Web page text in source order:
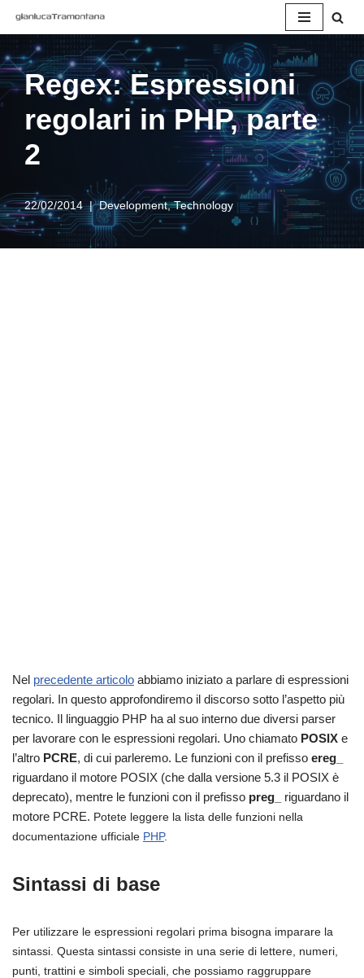
al
contenuto
Regex: Espressioni
regolari in PHP, parte
2
22/02/2014 Development,Technology
Nel precedente articolo abbiamo iniziato a parlare di espressioni
regolari. In questo approfondiremo il discorso sotto l’aspetto più
tecnico. Il linguaggio PHP ha al suo interno due diversi parser
per lavorare con le espressioni regolari. Uno chiamato POSIX e
l’altro PCRE, di cui parleremo. Le funzioni con il prefisso ereg_
riguardano il motore POSIX (che dalla versione 5.3 il POSIX è
deprecato), mentre le funzioni con il prefisso preg_
riguardano il
motore PCRE. Potete leggere la lista delle funzioni nella
documentazione ufficiale PHP.
Sintassi di base
Per utilizzare le espressioni regolari prima bisogna imparare la
sintassi. Questa sintassi consiste in una serie di lettere, numeri,
punti, trattini e simboli speciali, che possiamo raggruppare